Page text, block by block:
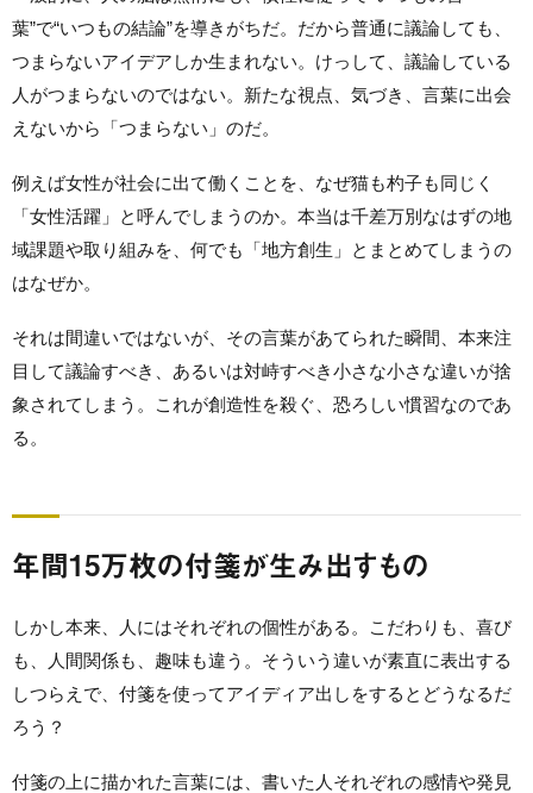
葉”で“いつもの結論”を導きがちだ。だから普通に議論しても、
つまらないアイデアしか生まれない。けっして、議論している
人がつまらないのではない。新たな視点、気づき、言葉に出会
えないから「つまらない」のだ。
例えば女性が社会に出て働くことを、なぜ猫も杓子も同じく
「女性活躍」と呼んでしまうのか。本当は千差万別なはずの地
域課題や取り組みを、何でも「地方創生」とまとめてしまうの
はなぜか。
それは間違いではないが、その言葉があてられた瞬間、本来注
目して議論すべき、あるいは対峙すべき小さな小さな違いが捨
象されてしまう。これが創造性を殺ぐ、恐ろしい慣習なのであ
る。
年間15万枚の付箋が生み出すもの
しかし本来、人にはそれぞれの個性がある。こだわりも、喜び
も、人間関係も、趣味も違う。そういう違いが素直に表出する
しつらえで、付箋を使ってアイディア出しをするとどうなるだ
ろう？
付箋の上に描かれた言葉には、書いた人それぞれの感情や発見